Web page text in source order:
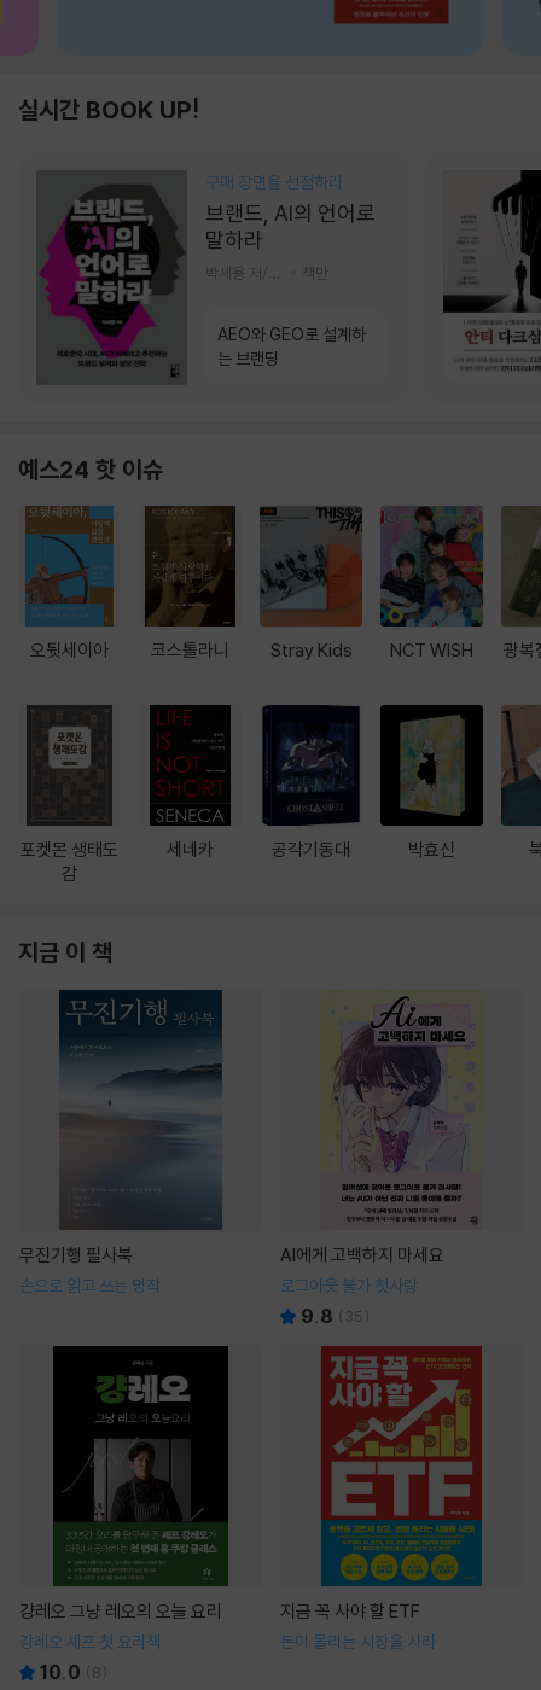
실시간 BOOK UP!
구매 장면을 선점하라
브랜드, AI의 언어로
말하라
책만
AEO와 GEO로 설계하
는 브랜딩
예스24 핫 이슈
오뒷세이아
포켓몬 생태도
감
코스톨라니
세네카
Stray Kids
공각기동대
NCT WISH
박효신
광복
지금 이 책
무진기행 필사북
손으로 읽고 쓰는 명작
AI에게 고백하지 마세요
로그아웃 불가 첫사랑
9.8 ( 35)
걍레오 그냥 레오의 오늘 요리
강레오 셰프 첫 요리책
10.0 (8)
지금 꼭 사야 할 ETF
돈이 몰리는 시장을 사라